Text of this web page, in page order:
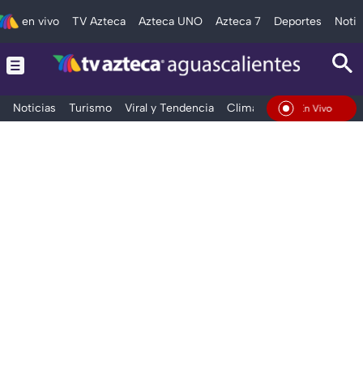
en vivo TV Azteca Azteca UNO Azteca 7 Deportes
Noticias Turismo Viral y Tendencia Clima Deportes
En Vivo